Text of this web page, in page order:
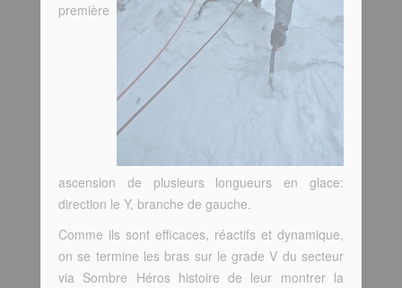
première
ascension de plusieurs longueurs en glace:
direction le Y, branche de gauche.
Comme ils sont efficaces, réactifs et dynamique,
on se termine les bras sur le grade V du secteur
via Sombre Héros histoire de leur montrer la